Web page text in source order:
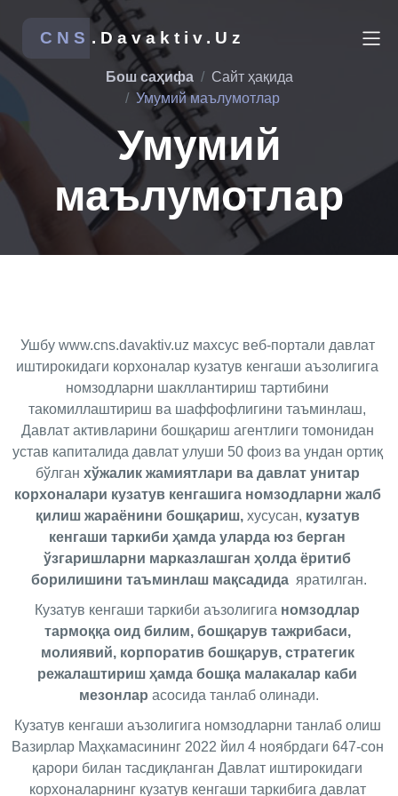
CNS .Davaktiv.Uz
Бош саҳифа
Сайт ҳақида
Умумий маълумотлар
Умумий
маълумотлар
Ушбу www.cns.davaktiv.uz махсус веб-портали давлат
иштирокидаги корхоналар кузатув кенгаши аъзолигига
номзодларни шакллантириш тартибини
такомиллаштириш ва шаффофлигини таъминлаш,
Давлат активларини бошқариш агентлиги томонидан
устав капиталида давлат улуши 50 фоиз ва ундан ортиқ
бўлган хўжалик жамиятлари ва давлат унитар
корхоналари кузатув кенгашига номзодларни жалб
қилиш жараёнини бошқариш, хусусан, кузатув
кенгаши таркиби ҳамда уларда юз берган
ўзгаришларни марказлашган ҳолда ёритиб
борилишини таъминлаш мақсадида яратилган.
Кузатув кенгаши таркиби аъзолигига номзодлар
тармоққа оид билим, бошқарув тажрибаси,
молиявий, корпоратив бошқарув, стратегик
режалаштириш ҳамда бошқа малакалар каби
мезонлар асосида танлаб олинади.
Кузатув кенгаши аъзолигига номзодларни танлаб олиш
Вазирлар Маҳкамасининг 2022 йил 4 ноябрдаги 647-сон
қарори билан тасдиқланган Давлат иштирокидаги
корхоналарнинг кузатув кенгаши таркибига давлат